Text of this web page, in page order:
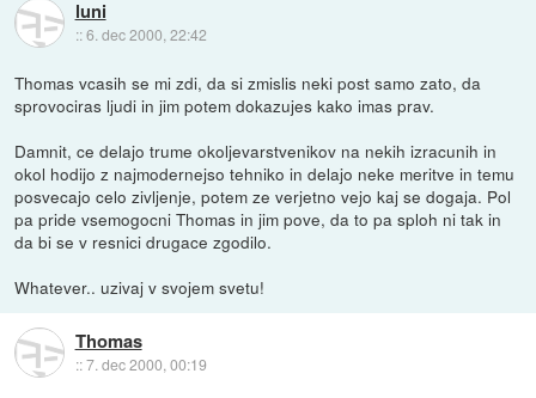
luni
::6. dec 2000, 22:42
Thomas vcasih se mi zdi, da si zmislis neki post samo zato, da
sprovociras ljudi in jim potem dokazujes kako imas prav.
Damnit, ce delajo trume okoljevarstvenikov na nekih izracunih in
okol hodijo z najmodernejso tehniko in delajo neke meritve in temu
posvecajo celo zivljenje, potem ze verjetno vejo kaj se dogaja. Pol
pa pride vsemogocni Thomas in jim pove, da to pa sploh ni tak in
da bi se v resnici drugace zgodilo.
Whatever.. uzivaj v svojem svetu!
Thomas
::7. dec 2000, 00:19